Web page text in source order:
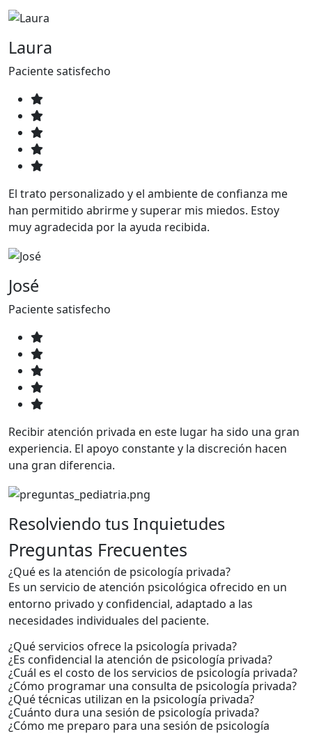
Laura
Paciente satisfecho
El trato personalizado y el ambiente de confianza me
han permitido abrirme y superar mis miedos. Estoy
muy agradecida por la ayuda recibida.
José
Paciente satisfecho
Recibir atención privada en este lugar ha sido una gran
experiencia. El apoyo constante y la discreción hacen
una gran diferencia.
Resolviendo tus Inquietudes
Preguntas Frecuentes
¿Qué es la atención de psicología privada?
Es un servicio de atención psicológica ofrecido en un
entorno privado y confidencial, adaptado a las
necesidades individuales del paciente.
¿Qué servicios ofrece la psicología privada?
¿Es confidencial la atención de psicología privada?
¿Cuál es el costo de los servicios de psicología privada?
¿Cómo programar una consulta de psicología privada?
¿Qué técnicas utilizan en la psicología privada?
¿Cuánto dura una sesión de psicología privada?
¿Cómo me preparo para una sesión de psicología